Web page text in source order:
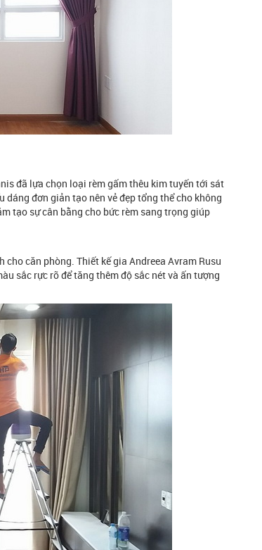
đã lựa chọn loại rèm gấm thêu kim tuyến tới sát
đơn giản tạo nên vẻ đẹp tổng thể cho không
tạo sự cân bằng cho bức rèm sang trọng giúp
căn phòng. Thiết kế gia Andreea Avram Rusu
sắc rực rỡ để tăng thêm độ sắc nét và ấn tượng